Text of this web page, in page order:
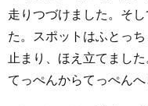
走りつづけました。そ
た。スポットはふとっ
止まり、ほえ立てまし
てっぺんからてっぺん